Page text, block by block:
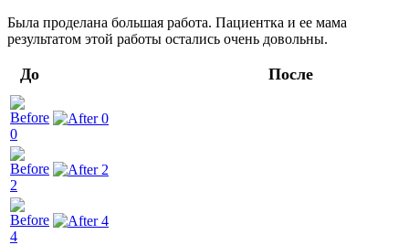
Была проделана большая работа. Пациентка и ее мама
результатом этой работы остались очень довольны.
До После